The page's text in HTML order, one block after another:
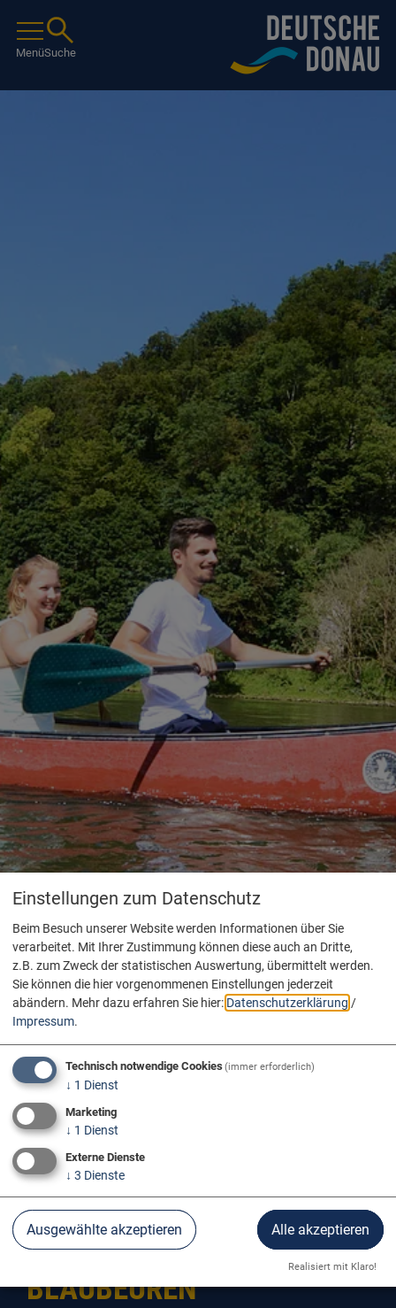
MenüSuche
E-BIKE-LADESTATION
BLAUBEUREN
Einstellungen zum Datenschutz
Beim Besuch unserer Website werden Informationen über Sie
verarbeitet. Mit Ihrer Zustimmung können diese auch an Dritte,
z.B. zum Zweck der statistischen Auswertung, übermittelt werden.
Sie können die hier vorgenommenen Einstellungen jederzeit
abändern. Mehr dazu erfahren Sie hier: Datenschutzerklärung /
Impressum.
Technisch notwendige Cookies(immer erforderlich)
↓ 1 Dienst
Marketing
↓ 1 Dienst
Externe Dienste
↓ 3 Dienste
Ausgewählte akzeptieren Alle akzeptieren
Realisiert mit Klaro!